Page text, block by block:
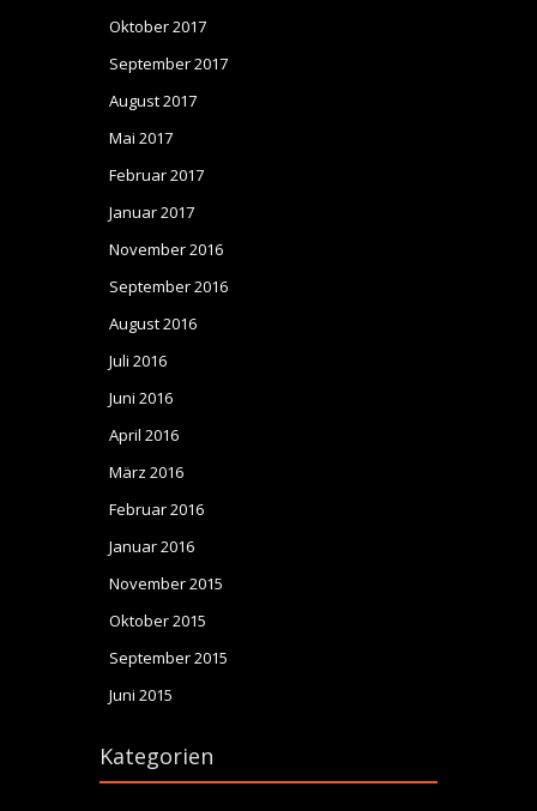
Oktober 2017
September 2017
August 2017
Mai 2017
Februar 2017
Januar 2017
November 2016
September 2016
August 2016
Juli 2016
Juni 2016
April 2016
März 2016
Februar 2016
Januar 2016
November 2015
Oktober 2015
September 2015
Juni 2015
Kategorien